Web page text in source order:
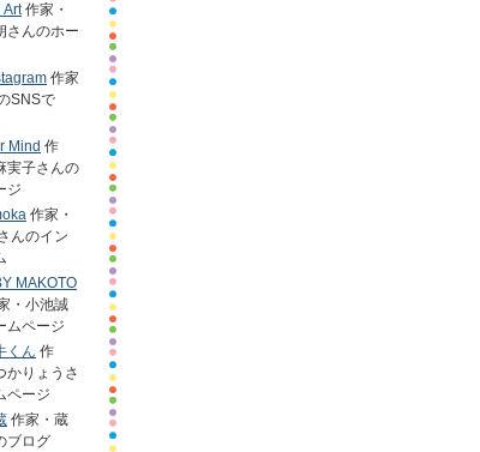
Art作家・
さんのホー
作家
SNSで
Mind 作
実子さんの
ジ
作家・
んのイン
MAKOTO
・小池誠
ムページ
くん 作
かりょうさ
ページ
作家・蔵
ブログ